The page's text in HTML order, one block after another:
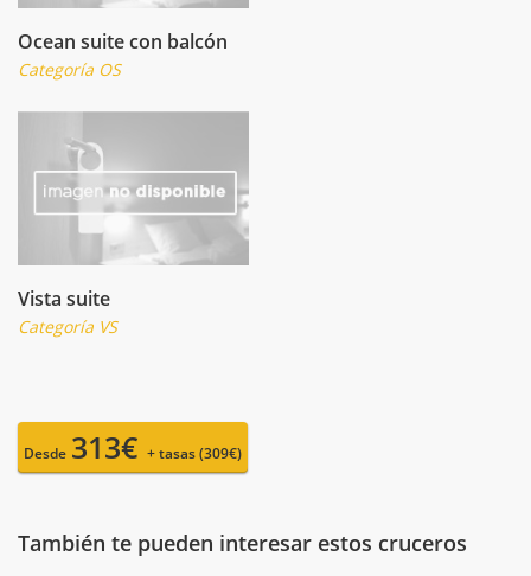
Ocean suite con balcón
Categoría OS
Vista suite
Categoría VS
Desde 313€ + tasas (309€)
También te pueden interesar estos cruceros